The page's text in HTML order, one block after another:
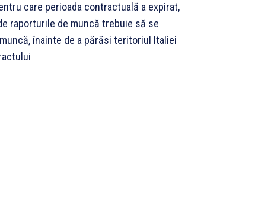
care perioada contractuală a expirat,
raporturile de muncă trebuie să se
înainte de a părăsi teritoriul Italiei